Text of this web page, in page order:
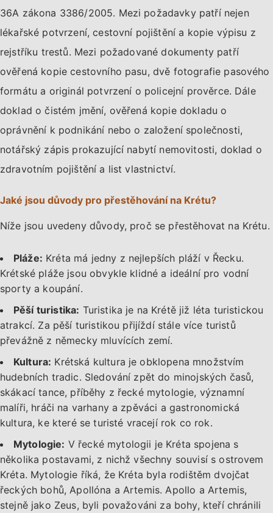
36A zákona 3386/2005. Mezi požadavky patří nejen
lékařské potvrzení, cestovní pojištění a kopie výpisu z
rejstříku trestů. Mezi požadované dokumenty patří
ověřená kopie cestovního pasu, dvě fotografie pasového
formátu a originál potvrzení o policejní prověrce. Dále
doklad o čistém jmění, ověřená kopie dokladu o
oprávnění k podnikání nebo o založení společnosti,
notářský zápis prokazující nabytí nemovitosti, doklad o
zdravotním pojištění a list vlastnictví.
Jaké jsou důvody pro přestěhování na Krétu?
Níže jsou uvedeny důvody, proč se přestěhovat na Krétu.
Pláže: Kréta má jedny z nejlepších pláží v Řecku.
Krétské pláže jsou obvykle klidné a ideální pro vodní
sporty a koupání.
Pěší turistika: Turistika je na Krétě již léta turistickou
atrakcí. Za pěší turistikou přijíždí stále více turistů
převážně z německy mluvících zemí.
Kultura: Krétská kultura je obklopena množstvím
hudebních tradic. Sledování zpět do minojských časů,
skákací tance, příběhy z řecké mytologie, významní
malíři, hráči na varhany a zpěváci a gastronomická
kultura, ke které se turisté vracejí rok co rok.
Mytologie: V řecké mytologii je Kréta spojena s
několika postavami, z nichž všechny souvisí s ostrovem
Kréta. Mytologie říká, že Kréta byla rodištěm dvojčat
řeckých bohů, Apollóna a Artemis. Apollo a Artemis,
stejně jako Zeus, byli považováni za bohy, kteří chránili